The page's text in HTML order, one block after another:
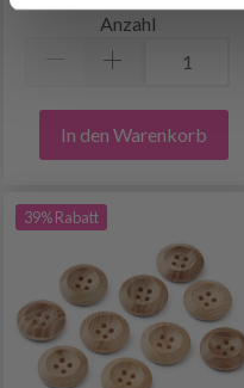
Anzahl
In den Warenkorb
39% Rabatt